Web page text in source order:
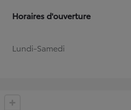
Horaires d'ouverture
Lundi-Samedi